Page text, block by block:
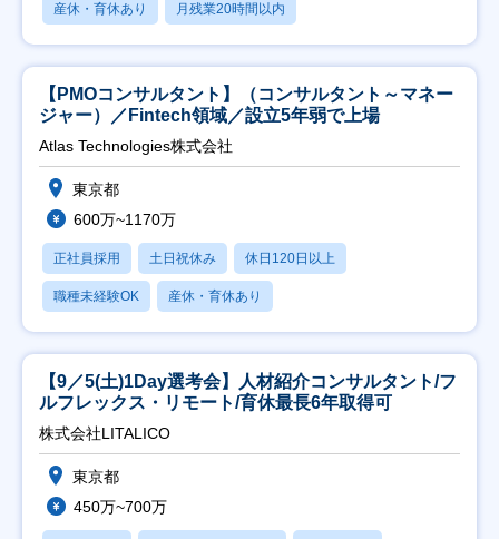
産休・育休あり 月残業20時間以内
【PMOコンサルタント】（コンサルタント～マネー
ジャー）／Fintech領域／設立5年弱で上場
Atlas Technologies株式会社
東京都
600万~1170万
正社員採用 土日祝休み 休日120日以上
職種未経験OK 産休・育休あり
【9／5(土)1Day選考会】人材紹介コンサルタント/フ
ルフレックス・リモート/育休最長6年取得可
株式会社LITALICO
東京都
450万~700万